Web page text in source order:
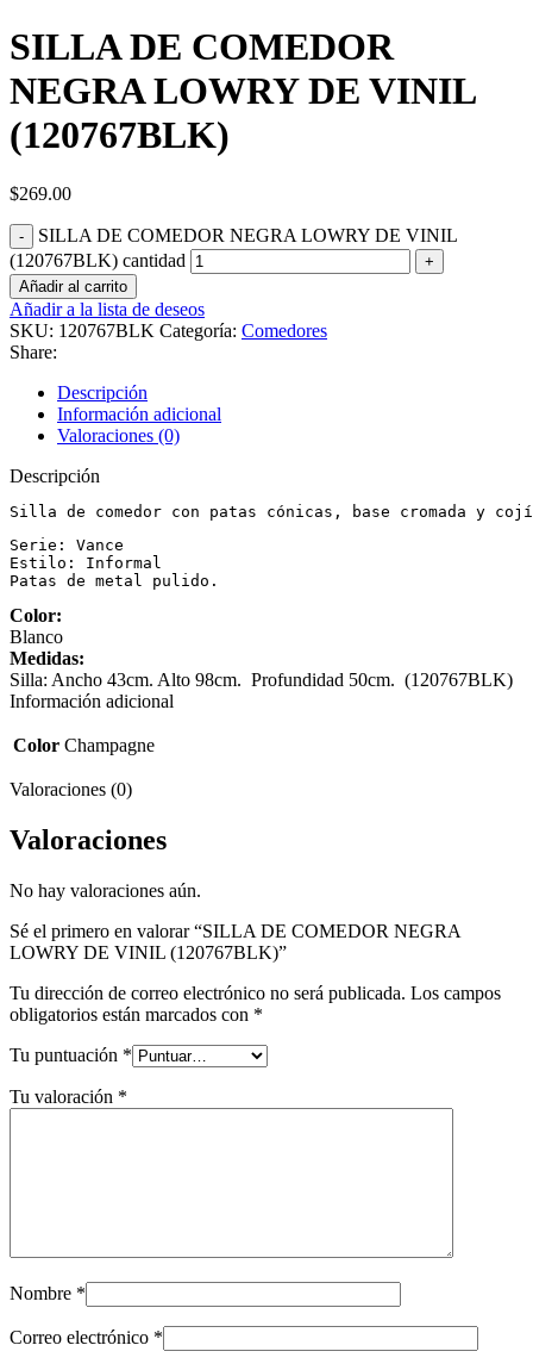
SILLA DE COMEDOR
NEGRA LOWRY DE VINIL
(120767BLK)
$269.00
SILLA DE COMEDOR NEGRA LOWRY DE VINIL
(120767BLK) cantidad
Añadir al carrito
Añadir a la lista de deseos
SKU: 120767BLK Categoría: Comedores
Share:
Descripción
Información adicional
Valoraciones (0)
Descripción
Serie: Vance
Estilo: Informal
Patas de metal pulido.
Color:
Blanco
Medidas:
Silla: Ancho 43cm. Alto 98cm. Profundidad 50cm. (120767BLK)
Información adicional
Color Champagne
Valoraciones (0)
Valoraciones
No hay valoraciones aún.
Sé el primero en valorar “SILLA DE COMEDOR NEGRA
LOWRY DE VINIL (120767BLK)”
Tu dirección de correo electrónico no será publicada. Los campos
obligatorios están marcados con *
Tu puntuación *
Tu valoración *
Nombre *
Correo electrónico *